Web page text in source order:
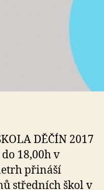
DĚČÍN 2017
18,00h v
přináší
středních škol v